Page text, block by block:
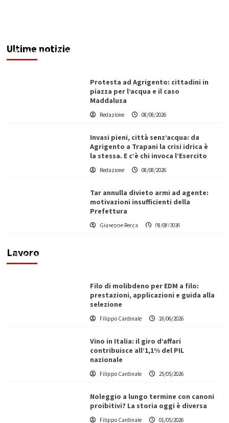
Ultime notizie
Redazione 08/08/2026
Protesta ad Agrigento: cittadini in
piazza per l’acqua e il caso
Maddalusa
Redazione 08/08/2026
Invasi pieni, città senz’acqua: da
Agrigento a Trapani la crisi idrica è
la stessa. E c’è chi invoca l’Esercito
Redazione 08/08/2026
Tar annulla divieto armi ad agente:
motivazioni insufficienti della
Prefettura
Giuseppe Recca 08/08/2026
Lavoro
L’ingegnere saccense Buscarnera partner chiave
di un progetto transnazionale per la transizione
Filippo Cardinale
Filo di molibdeno per EDM a filo:
prestazioni, applicazioni e guida alla
selezione
Filippo Cardinale 18/06/2026
Vino in Italia: il giro d’affari
contribuisce all’1,1% del PIL
nazionale
Filippo Cardinale 25/05/2026
Noleggio a lungo termine con canoni
proibitivi? La storia oggi è diversa
Filippo Cardinale 01/05/2026